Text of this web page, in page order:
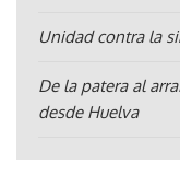
Unidad contra la
De la patera al
desde Huelva